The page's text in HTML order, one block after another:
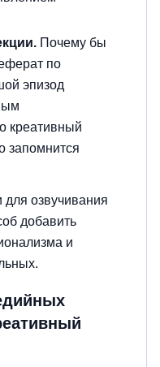
Почему бы
по
эпизод
креативный
запомнится
для озвучивания
добавить
и